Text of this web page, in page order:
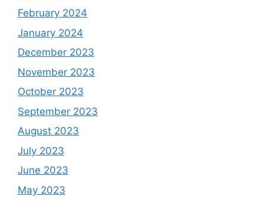
February 2024
January 2024
December 2023
November 2023
October 2023
September 2023
August 2023
July 2023
June 2023
May 2023